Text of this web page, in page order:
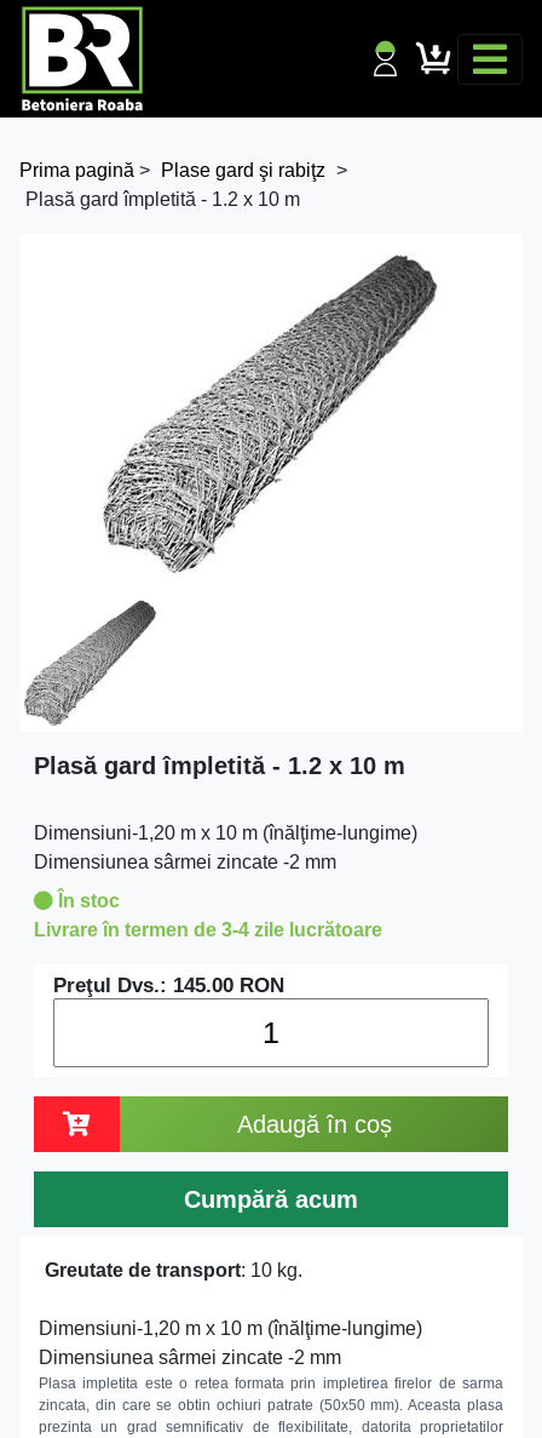
Prima pagină > Plase gard şi rabiţz >
Plasă gard împletită - 1.2 x 10 m
Plasă gard împletită - 1.2 x 10 m
Dimensiuni-1,20 m x 10 m (înălţime-lungime)
Dimensiunea sârmei zincate -2 mm
În stoc
Livrare în termen de 3-4 zile lucrătoare
Preţul Dvs.: 145.00 RON
Adaugă în coș
Cumpără acum
Greutate de transport: 10 kg.
Dimensiuni-1,20 m x 10 m (înălţime-lungime)
Dimensiunea sârmei zincate -2 mm
Plasa impletita este o retea formata prin impletirea firelor de sarma
zincata, din care se obtin ochiuri patrate (50x50 mm). Aceasta plasa
prezinta un grad semnificativ de flexibilitate, datorita proprietatilor